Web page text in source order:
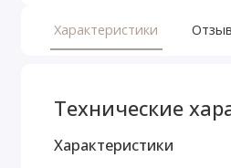
Характеристики
Технические
Характеристики